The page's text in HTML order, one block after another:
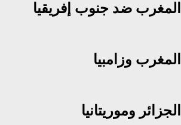
ضد جنوب إفريقيا
وزامبيا
وموريتانيا